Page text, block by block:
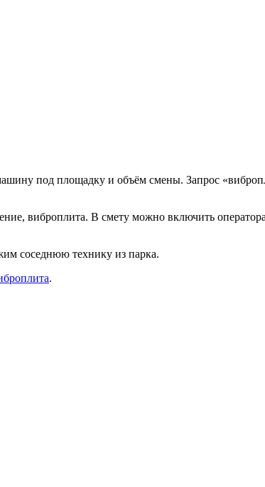
под площадку и объём смены. Запрос
виброплита. В смету можно включить
соседнюю технику из парка.
.